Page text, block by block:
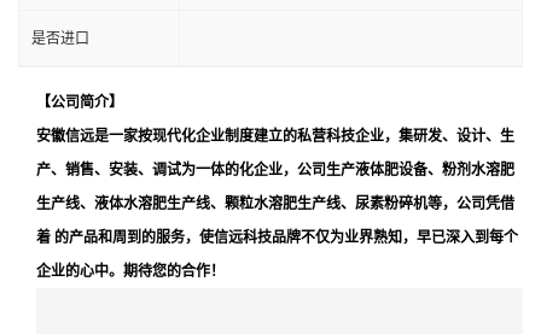
是否进口
【公司简介】
安徽信远是一家按现代化企业制度建立的私营科技企业，集研发、设计、生
产、销售、安装、调试为一体的化企业，公司生产液体肥设备、粉剂水溶肥
生产线、液体水溶肥生产线、颗粒水溶肥生产线、尿素粉碎机等，公司凭借
着 的产品和周到的服务，使信远科技品牌不仅为业界熟知，早已深入到每个
企业的心中。期待您的合作！